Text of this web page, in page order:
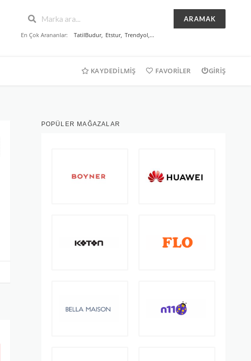
ARAMAK
En Çok Arananlar: TatilBudur, Etstur, Trendyol,...
KAYDEDILMIŞ FAVORILER GIRIŞ
POPÜLER MAĞAZALAR